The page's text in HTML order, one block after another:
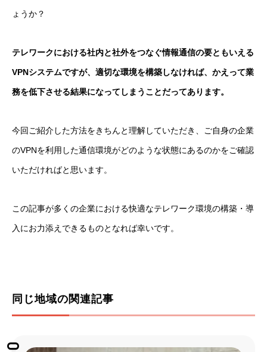
ょうか？
テレワークにおける社内と社外をつなぐ情報通信の要ともいえる
VPNシステムですが、適切な環境を構築しなければ、かえって業
務を低下させる結果になってしまうことだってあります。
今回ご紹介した方法をきちんと理解していただき、ご自身の企業
のVPNを利用した通信環境がどのような状態にあるのかをご確認
いただければと思います。
この記事が多くの企業における快適なテレワーク環境の構築・導
入にお力添えできるものとなれば幸いです。
同じ地域の関連記事